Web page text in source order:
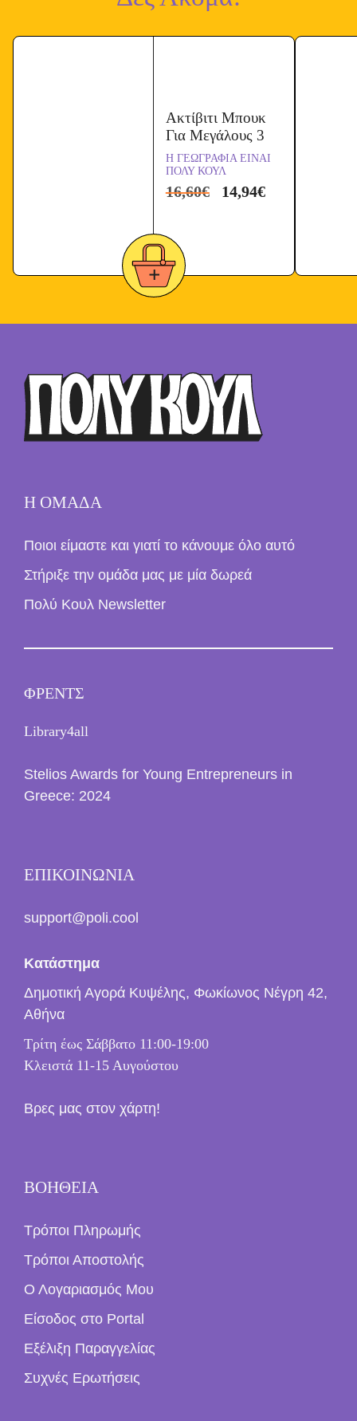
Ακτίβιτι Μπουκ
Για Μεγάλους 3
Η ΓΕΩΓΡΑΦΙΑ ΕΙΝΑΙ
ΠΟΛΥ ΚΟΥΛ
16,60€ 14,94€
Η ΟΜΑΔΑ
Ποιοι είμαστε και γιατί το κάνουμε όλο αυτό
Στήριξε την ομάδα μας με μία δωρεά
Πολύ Κουλ Newsletter
ΦΡΕΝΤΣ
Library4all
Stelios Awards for Young Entrepreneurs in
Greece: 2024
ΕΠΙΚΟΙΝΩΝΙΑ
support@poli.cool
Κατάστημα
Δημοτική Αγορά Κυψέλης, Φωκίωνος Νέγρη 42,
Αθήνα
Τρίτη έως Σάββατο 11:00-19:00
Κλειστά 11-15 Αυγούστου
Βρες μας στον χάρτη!
ΒΟΗΘΕΙΑ
Τρόποι Πληρωμής
Τρόποι Αποστολής
Ο Λογαριασμός Μου
Είσοδος στο Portal
Εξέλιξη Παραγγελίας
Συχνές Ερωτήσεις